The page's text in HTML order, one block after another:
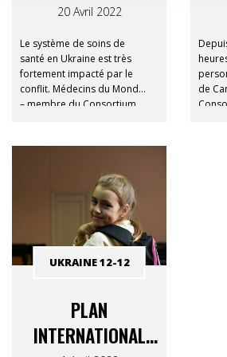
NOUS FAISONS
FACE AUX PIRES
DIFFICULTÉS. »
20 Avril 2022
Le système de soins de
santé en Ukraine est très
fortement impacté par le
conflit. Médecins du Monde
– membre du Consortium
patient.e.s qui se trouvent
de
PLAN
INTERNATIONAL
UKRAINE 12-12